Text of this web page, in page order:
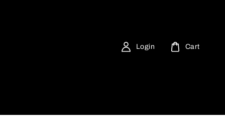
Login Cart